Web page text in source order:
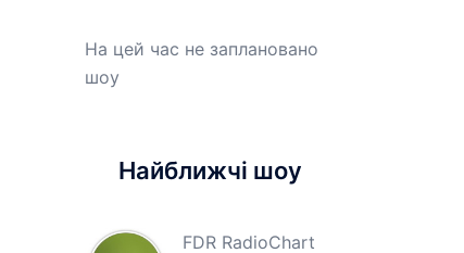
На цей час не заплановано
шоу
Найближчі шоу
FDR RadioChart